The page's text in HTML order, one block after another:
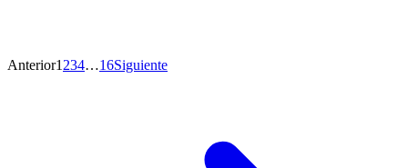
Anterior1 234…16Siguiente